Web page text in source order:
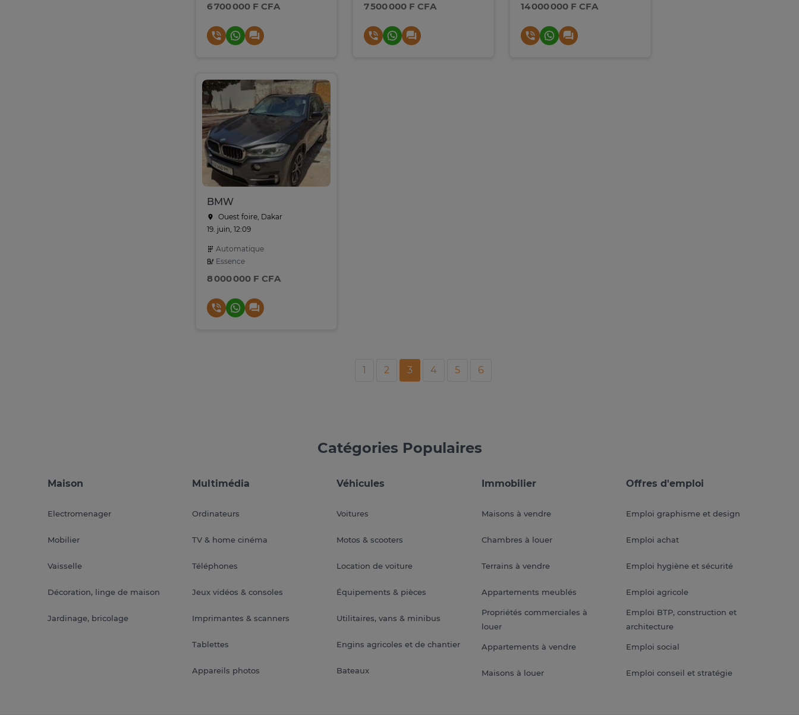
6 700 000 F CFA 7 500 000 F CFA 14 000 000 F CFA
BMW
Ouest foire, Dakar
19. juin, 12:09
Automatique
Essence
8 000 000 F CFA
1 2 3 4 5 6
Catégories Populaires
Maison
Electromenager
Mobilier
Vaisselle
Décoration, linge de maison
Jardinage, bricolage
Multimédia
Ordinateurs
TV & home cinéma
Téléphones
Jeux vidéos & consoles
Imprimantes & scanners
Tablettes
Appareils photos
Véhicules
Voitures
Motos & scooters
Location de voiture
Équipements & pièces
Utilitaires, vans & minibus
Engins agricoles et de chantier
Bateaux
Immobilier
Maisons à vendre
Chambres à louer
Terrains à vendre
Appartements meublés
Propriétés commerciales à
louer
Appartements à vendre
Maisons à louer
Offres d'emploi
Emploi graphisme et design
Emploi achat
Emploi hygiène et sécurité
Emploi agricole
Emploi BTP, construction et
architecture
Emploi social
Emploi conseil et stratégie